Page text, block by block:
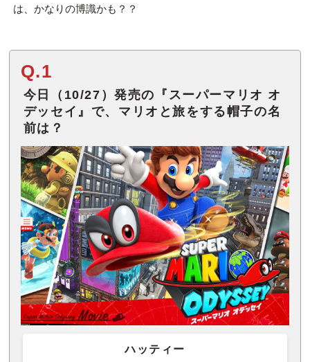
は、かなりの博識かも？？
Q.1
今日（10/27）発売の『スーパーマリオ オ
デッセイ』で、マリオと旅をする帽子の名
前は？
ハッティー